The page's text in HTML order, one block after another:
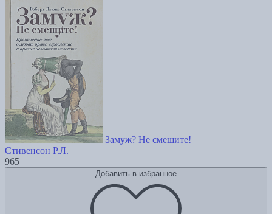
Замуж? Не смешите!
Стивенсон Р.Л.
965
Добавить в избранное